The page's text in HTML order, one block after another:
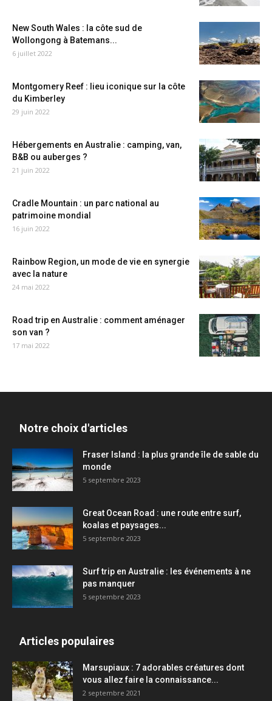
New South Wales : la côte sud de
Wollongong à Batemans...
6 juillet 2022
Montgomery Reef : lieu iconique sur la côte
du Kimberley
29 juin 2022
Hébergements en Australie : camping, van,
B&B ou auberges ?
21 juin 2022
Cradle Mountain : un parc national au
patrimoine mondial
16 juin 2022
Rainbow Region, un mode de vie en synergie
avec la nature
24 mai 2022
Road trip en Australie : comment aménager
son van ?
17 mai 2022
Notre choix d'articles
Fraser Island : la plus grande île de sable du
monde
5 septembre 2023
Great Ocean Road : une route entre surf,
koalas et paysages...
5 septembre 2023
Surf trip en Australie : les événements à ne
pas manquer
5 septembre 2023
Articles populaires
Marsupiaux : 7 adorables créatures dont
vous allez faire la connaissance...
2 septembre 2021